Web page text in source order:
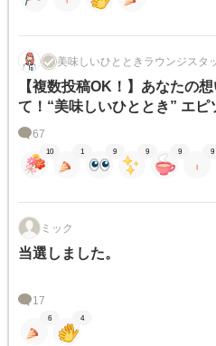
美味しいひとときラウンジスタ
【複数投稿OK！】あなたの
て！“美味しいひととき” エピ
67
10 1 9 9 9 9
ミック
当選しました。
17
6 4